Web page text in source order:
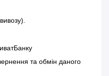
та обмін даного